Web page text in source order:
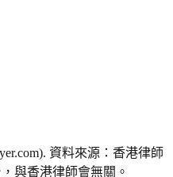
資料來源：香港律師
與香港律師會無關。